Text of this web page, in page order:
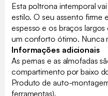
Esta poltrona intemporal
estilo. O seu assento
espesso e os braços
um conforto ótimo. Nunca
Informações adicionais
As pernas e as almofadas
compartimento por baixo
Produto de auto-
ferramentas).